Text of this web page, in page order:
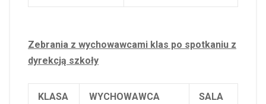
Zebrania z wychowawcami klas po spotkaniu z
dyrekcją szkoły
KLASA WYCHOWAWCA SALA